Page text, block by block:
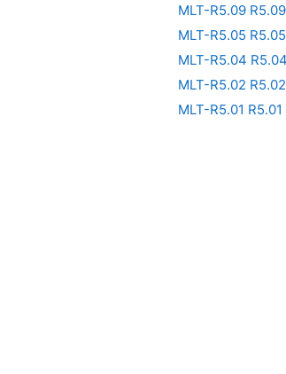
MLT-R5.09
MLT-R5.05
MLT-R5.04
MLT-R5.02
MLT-R5.01